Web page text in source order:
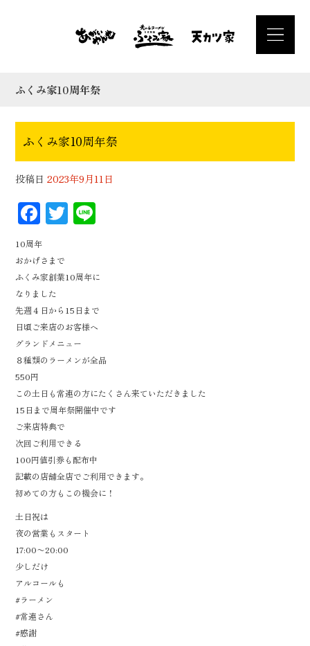
ふくみ家10周年祭
ふくみ家10周年祭
投稿日 2023年9月11日
F
ac
eb
oo
k
T
wi
er
10周年
おかげさまで
ふくみ家創業10周年に
なりました
先週４日から15日まで
日頃ご来店のお客様ヘ
グランドメニュー
８種類のラーメンが全品
550円
この土日も常連の方にたくさん来ていただきました
15日まで周年祭開催中です
ご来店特典で
次回ご利用できる
100円値引券も配布中
記載の店舗全店でご利用できます。
初めての方もこの機会に！
土日祝は
夜の営業もスタート
17:00〜20:00
少しだけ
アルコールも
#ラーメン
#常連さん
#感謝